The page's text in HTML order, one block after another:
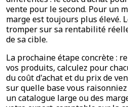
vente pour le second. Pour un
marge est toujours plus élevé.
tromper sur sa rentabilité
de sa cible.
La prochaine étape concrète :
vos produits, calculez pour
du coût d'achat et du prix de
sur quelle base vous
un catalogue large ou des